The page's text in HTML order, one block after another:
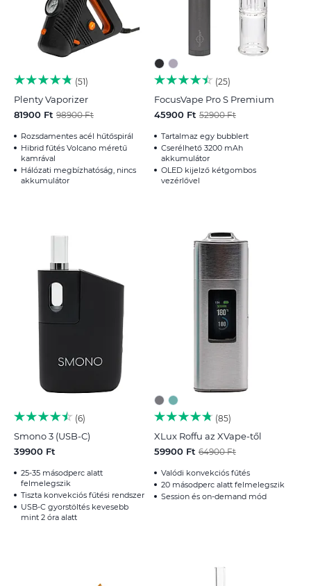
51
Plenty Vaporizer
81900 Ft 98900 Ft
Rozsdamentes acél hűtőspirál
Hibrid fűtés Volcano méretű
kamrával
Hálózati megbízhatóság, nincs
akkumulátor
25
FocusVape Pro S Premium
45900 Ft 52900 Ft
Tartalmaz egy bubblert
Cserélhető 3200 mAh
akkumulátor
OLED kijelző kétgombos
vezérlővel
6
Smono 3 (USB-C)
39900 Ft
25-35 másodperc alatt
felmelegszik
Tiszta konvekciós fűtési rendszer
USB-C gyorstöltés kevesebb
mint 2 óra alatt
85
XLux Roffu az XVape-től
59900 Ft 64900 Ft
Valódi konvekciós fűtés
20 másodperc alatt felmelegszik
Session és on-demand mód